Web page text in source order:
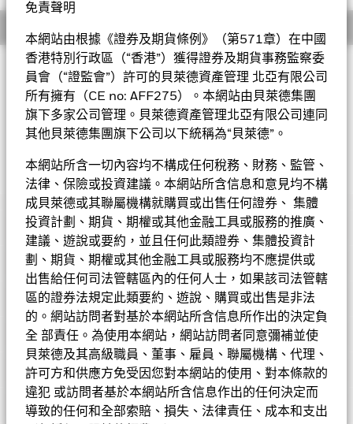
免責聲明
本網站由根據《證券及期貨條例》（第571章）在中國
香港特別行政區（“香港”）獲得證券及期貨事務監察委
員會（“證監會”）許可的貝萊德資產管理 北亞有限公司
所有擁有（CE no: AFF275）。本網站由貝萊德集團
旗下多家公司管理。貝萊德資產管理北亞有限公司連同
其他貝萊德集團旗下公司以下統稱為“貝萊德”。
本網站所含一切內容均不構成任何稅務、財務、監管、
法律、保險或投資建議。本網站所含信息和意見均不構
成貝萊德或其聯屬機構就購買或出售任何證券、 集體
投資計劃、期貨、期權或其他金融工具或服務的推廣、
建議、遊說或要約，並且任何此類證券、集體投資計
劃、期貨、期權或其他金融工具或服務均不應提供或
出售給任何司法管轄區內的任何人士，如果該司法管轄
區的證券法規定此類要約、遊說、購買或出售是非法
的。網站訪問者對基於本網站所含信息所作出的決定負
全 部責任。為使用本網站，網站訪問者同意彌補並使
貝萊德及其高級職員、董事、雇員、聯屬機構、代理、
許可方和供應方免受因您對本網站的使用、對本條款的
違犯 或訪問者基於本網站所含信息作出的任何決定而
導致的任何和全部索賠、損失、法律責任、成本和支出
性及流動性風險及包括人民幣計值類別的貨幣兌換風險。
開支之下派付股息，此股份類別亦會在基金董事酌情決定下從資本
派付股息。8股份類別 在未扣除開支之下派付股息，此股份類別亦
會在基金董事酌情決定下從資本派付股息，並包括以股份類別貨幣
對沖引起的息差派付股息。息差虧損或會減少派付的股息。在未扣
除開支之下派付股息，可產生更多可供分派的收入。然而，這些股
份實際上可能從資本派付股息，可能相等於投資者獲得部分原投資
額回報或資本收益。所有宣派股息均會導致股份於除息日的每股資
•基金可運用衍生工具作對沖及投資用途。然而，不會廣泛用作投
資用途。基金在使用衍生工具時可能蒙受損失。
•基金價值可升可跌，且可於短期內反覆，投資者或有可能損失一
定程度的投資金額。
•投資者不應單憑此文件作投資決定。投資者應參閱基金章程及產
品資料概要以了解風險因素等詳情。
概要
投資目標
新興市場股票入息基金以在不損害長期資本增長的情況下爭取股
票投資獲取高於平均的收益為目標。基金將不少於70%的總資產
投資於在全球新興市場註冊或從事大部份經濟活動的公司之股本
證券。基金亦可投資於在已發展的市場註冊或從事大部份經濟活
動而在新興市場經營龐大業務的公司的股本證券。
貝萊德新興市場股票入息基金
基金的全部貨幣對沖股份類別使用金融衍生產品以對沖貨幣風險。
股份類別中使用金融衍生產品可能為基金內其他股份類別帶來潛在
風險效應（亦稱為溢出）。該基金的管理公司將確保適當的程序得
以進行，以至對其他股份類別的風險效應減至最低。您只需直接在
基金名稱下方使用下拉式方框，即可查閱這基金內全部股份類別—
貨幣對沖股份類別會於股份類別的名稱中顯示「對沖」的字眼。此
外，如欲索取所有貨幣對沖股份類別的完整列表，應向基金管理公
司提出。
表現
圖表
查看圖表
派息紀錄
基金資料
基金總值
截至 2026年8月7日
美元 229,083,903
基金成立日期
2011年8月12日
基準貨幣
USD
參考指標 1
MSCI Emerging Markets Net TR
基本因素及風險
持倉數目
截至 2026年6月30日
三年標準差
截至 2026年7月31日
18.10%
基金評級
Morningstar星號評級
持股
截至 2026年6月30日
投資分佈